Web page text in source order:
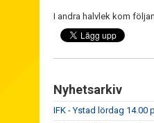
I andra halvlek kom
Nyhetsarkiv
IFK - Ystad lördag 14.00